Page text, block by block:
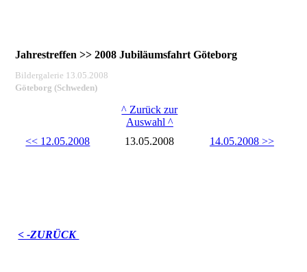
Jahrestreffen >> 2008 Jubiläumsfahrt Göteborg
Bildergalerie 13.05.2008
Göteborg (Schweden)
^ Zurück zur
Auswahl ^
<< 12.05.2008
13.05.2008 14.05.2008 >>
< -ZURÜCK